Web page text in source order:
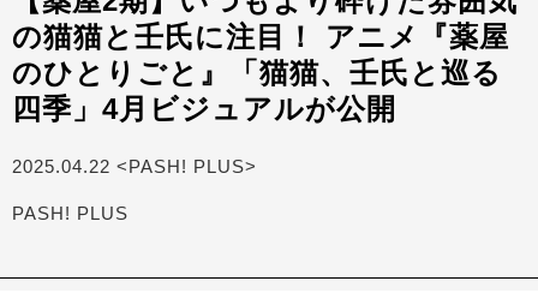
の猫猫と壬氏に注目！ アニメ『薬屋
のひとりごと』「猫猫、壬氏と巡る
四季」4月ビジュアルが公開
2025.04.22 <PASH! PLUS>
PASH! PLUS